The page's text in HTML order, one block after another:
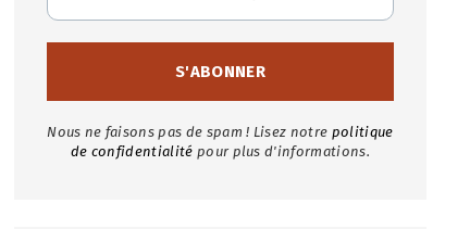
Nous ne faisons pas de spam ! Lisez notre politique
de confidentialité pour plus d'informations.